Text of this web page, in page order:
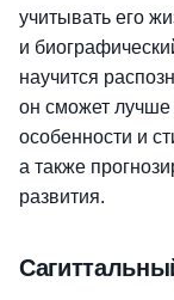
учитывать его
и
научится
он сможет лучше
особенности и
а также
развития.